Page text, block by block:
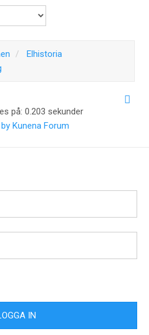
Elhistoria
på: 0.203 sekunder
Kunena Forum